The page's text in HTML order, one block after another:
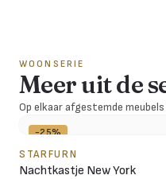
WOONSERIE
Meer uit de
Op elkaar afgestemde
-25%
STARFURN
Nachtkastje New York